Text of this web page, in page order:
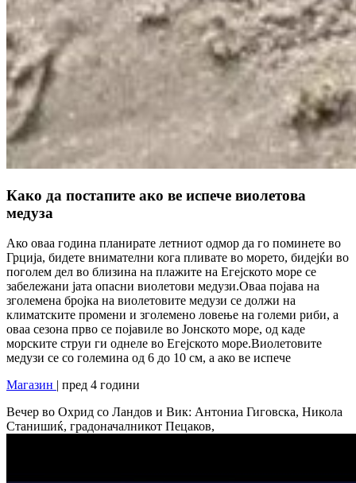
Како да постапите ако ве испече виолетова
медуза
Ако оваа година планирате летниот одмор да го поминете во
Грција, бидете внимателни кога пливате во морето, бидејќи во
поголем дел во близина на плажите на Егејското море се
забележани јата опасни виолетови медузи.Оваа појава на
зголемена бројка на виолетовите медузи се должи на
климатските промени и зголемено ловење на големи риби, а
оваа сезона прво се појавиле во Јонското море, од каде
морските струи ги однеле во Егејското море.Виолетовите
медузи се со големина од 6 до 10 см, а ако ве испече
Магазин | пред 4 години
Вечер во Охрид со Ландов и Вик: Антониа Гиговска, Никола
Станишиќ, градоначалникот Пецаков,